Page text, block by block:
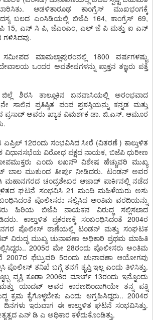
ಆಡಳಿತಾರೂಢ ಕಾಂಗ್ರೆಸ್ ಮುಖಭಂಗಕ್ಕೆ
ಬಲದ ಎಂಸಿಡಿಯಲ್ಲಿ ಬಿಜೆಪಿ 164, ಕಾಂಗ್ರೆಸ್ 69,
ಪಿ 15, ಎನ್ ಸಿ ಪಿ, ಜೆಎಂಎಂ, ಎಲ್ ಜೆ ಪಿ ಮತ್ತು ಐ ಎನ್
ಗಳಿಸಿದವು.
ಸಮೀಪದ ಮಾಮಲ್ಲಾಪುರಂನಲ್ಲಿ 1800 ವರ್ಷಗಳಷ್ಟು
ಒಂದರ ಅವಶೇಷಗಳನ್ನು ಪ್ರಾಕ್ತನ ತಜ್ಞರು ಪತ್ತೆ
ಶಿರಸಿ ತಾಲ್ಲೂಕಿನ ಬನವಾಸಿಯಲ್ಲಿ ಅರಂಭವಾದ
ಸಾಲಿನ ಪ್ರತಿಷ್ಠಿತ ಪಂಪ ಪ್ರಶಸ್ತಿಯನ್ನು ಕನ್ನಡ ಮತ್ತು
ಪ್ರಸಾದ್ ಅವರು ಖ್ಯಾತ ವಿಮರ್ಶಕ ಡಾ. ಜಿ.ಎಸ್. ಆಮೂರ
12ರಂದು ಸಂಭವಿಸಿದ ಸೀರೆ (ವಿತರಣೆ ) ಕಾಲ್ತುಳಿತ
ವಿಧಾನಸಭೆಯ ವಿರೋಧ ಪಕ್ಷದ ನಾಯಕ, ಬಿಜೆಪಿ ಧುರೀಣ
ಎಂದು ಲಖನೌ ವಿಶೇಷ ಹೆಚ್ಚುವರಿ ಮುಖ್ಯ
ಬಾಲ ಮುಕುಂದ ತೀರ್ಪು ನೀಡಿದರು. ಟಂಡನ್ ಅವರ
ಮಹಾನಗರದ ಚಂದ್ರಶೇಖರ ಆಜಾದ್ ಪಾರ್ಕಿನಲ್ಲಿ ನಡೆದ
ಘಟನೆ ಸಂಭವಿಸಿ 21 ಮಂದಿ ಮಹಿಳೆಯರು ಅಸು
ಪೊಲೀಸರು ಸಲ್ಲಿಸಿದ ಅಂತಿಮ ವರದಿಯನ್ನು
ಹಿರಿಯ ಬಿಜೆಪಿ ನಾಯಕನ ವಿರುದ್ಧ ಸಲ್ಲಿಸಲಾದ
ಕಾಲ್ತುಳಿತ ಪ್ರಕರಣಕ್ಕೆ ಸಂಬಂಧಿಸಿದಂತೆ 2004ರ
ಪೊಲೀಸ್ ಠಾಣೆಯಲ್ಲಿ ಟಂಡನ್ ಮತ್ತು ಸಂಘಟಕ
ವಿರುದ್ಧ ಮುಖ್ಯ ಚುನಾವಣಾ ಅಧಿಕಾರಿ ಪ್ರಥಮ ಮಾಹಿತಿ
2005ರ ಮೇ 28ರಂದು ಪೊಲೀಸರು ಅಂತಿಮ
2007ರ ಫೆಬ್ರುವರಿ 5ರಂದು ಚುನಾವಣಾ ಆಯೋಗವು
ಪೊಲೀಸ್ ತನಿಖೆ ಬಗ್ಗೆ ತನಗೆ ತೃಪ್ತಿ ಇಲ್ಲ ಎಂದು ತಿಳಿಸಿತ್ತು.
ವ್ಯಕ್ತಿ ಕೂಡಾ 2006ರ ಮಾರ್ಚ್ 13ರಂದು ಇನ್ನೊಂದು
ಯಾದವ್ ಅವರ ಕಾರಣದಿಂದಾಗಿಯೇ ತನ್ನ ಪತ್ನಿ
ಕ್ರಮ ಕೈಗೊಳ್ಳಬೇಕು ಎಂದು ಆಗ್ರಹಿಸಿದ್ದರು.. 2004ರ
ಇರುವಾಗ ಈ ಕಾಲ್ತುಳಿತ ಘಟನೆ ಸಂಭವಿಸಿತ್ತು.
ಎನ್ ಡಿ ಎ ಅಧಿಕಾರ ಕಳೆದುಕೊಂಡಿತ್ತು.